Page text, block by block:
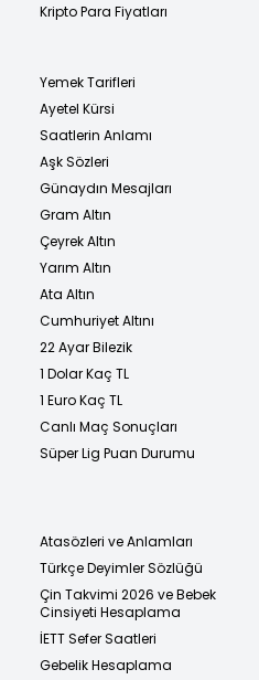
Kripto Para Fiyatları
Yemek Tarifleri
Ayetel Kürsi
Saatlerin Anlamı
Aşk Sözleri
Günaydın Mesajları
Gram Altın
Çeyrek Altın
Yarım Altın
Ata Altın
Cumhuriyet Altını
22 Ayar Bilezik
1 Dolar Kaç TL
1 Euro Kaç TL
Canlı Maç Sonuçları
Süper Lig Puan Durumu
Atasözleri ve Anlamları
Türkçe Deyimler Sözlüğü
Çin Takvimi 2026 ve Bebek
Cinsiyeti Hesaplama
İETT Sefer Saatleri
Gebelik Hesaplama